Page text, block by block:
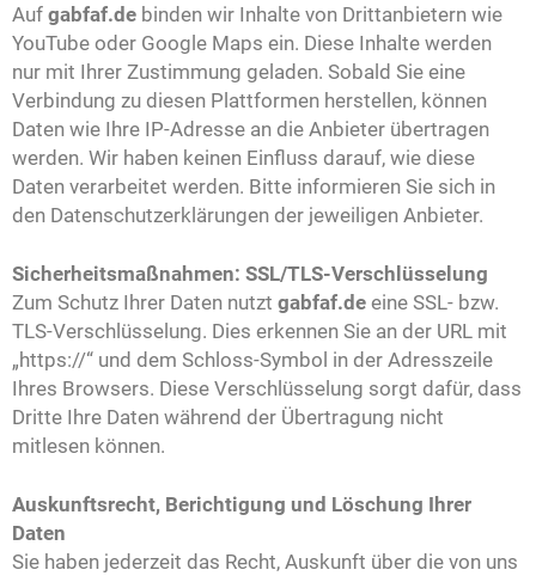
Auf gabfaf.de binden wir Inhalte von Drittanbietern wie
YouTube oder Google Maps ein. Diese Inhalte werden
nur mit Ihrer Zustimmung geladen. Sobald Sie eine
Verbindung zu diesen Plattformen herstellen, können
Daten wie Ihre IP-Adresse an die Anbieter übertragen
werden. Wir haben keinen Einfluss darauf, wie diese
Daten verarbeitet werden. Bitte informieren Sie sich in
den Datenschutzerklärungen der jeweiligen Anbieter.
Sicherheitsmaßnahmen: SSL/TLS-Verschlüsselung
Zum Schutz Ihrer Daten nutzt gabfaf.de eine SSL- bzw.
TLS-Verschlüsselung. Dies erkennen Sie an der URL mit
„https://“ und dem Schloss-Symbol in der Adresszeile
Ihres Browsers. Diese Verschlüsselung sorgt dafür, dass
Dritte Ihre Daten während der Übertragung nicht
mitlesen können.
Auskunftsrecht, Berichtigung und Löschung Ihrer
Daten
Sie haben jederzeit das Recht, Auskunft über die von uns